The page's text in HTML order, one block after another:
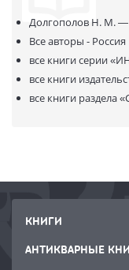
легендарного
начальники Геворка
Долгополов Н. М. —
Все авторы - Россия
все книги серии
все книги
все книги раздела
КНИГИ
АНТИКВАРНЫЕ